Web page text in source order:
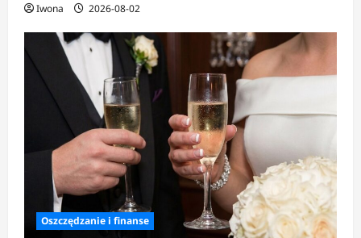
Iwona 2026-08-02
Oszczędzanie i finanse